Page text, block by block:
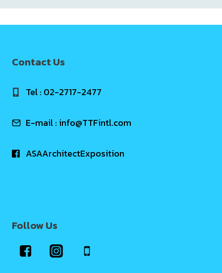
Contact Us
Tel : 02-2717-2477
E-mail : info@TTFintl.com
ASAArchitectExposition
Follow Us